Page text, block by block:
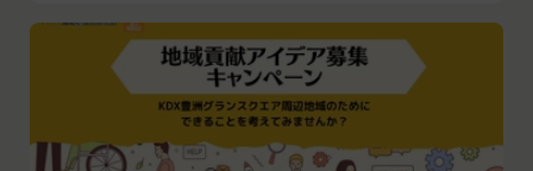
応
本規約その他当社が会員との間で定める規約に
違反する行為に対する対応
第13条（サービスの変更・廃止）
当社は、本サービスの運営管理にあたって、以下各
号のいずれかの場合には、会員へ事前の通知、承諾